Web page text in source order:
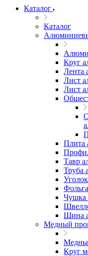
Каталог
Каталог
Круг
Лента
Лист
Лист
Плита
Тавр
Труба
Чушка
Шина
Медный
Круг